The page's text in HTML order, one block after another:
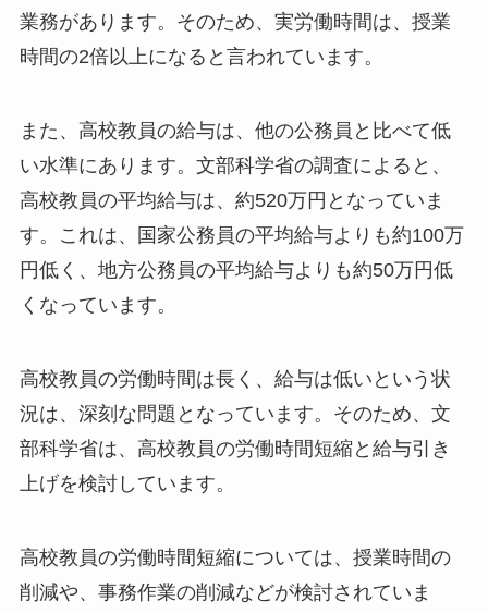
業務があります。そのため、実労働時間は、授業
時間の2倍以上になると言われています。
また、高校教員の給与は、他の公務員と比べて低
い水準にあります。文部科学省の調査によると、
高校教員の平均給与は、約520万円となっていま
す。これは、国家公務員の平均給与よりも約100万
円低く、地方公務員の平均給与よりも約50万円低
くなっています。
高校教員の労働時間は長く、給与は低いという状
況は、深刻な問題となっています。そのため、文
部科学省は、高校教員の労働時間短縮と給与引き
上げを検討しています。
高校教員の労働時間短縮については、授業時間の
削減や、事務作業の削減などが検討されていま